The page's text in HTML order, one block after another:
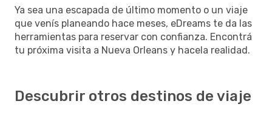
Ya sea una escapada de último momento o un viaje
que venís planeando hace meses, eDreams te da las
herramientas para reservar con confianza. Encontrá
tu próxima visita a Nueva Orleans y hacela realidad.
Descubrir otros destinos de viaje